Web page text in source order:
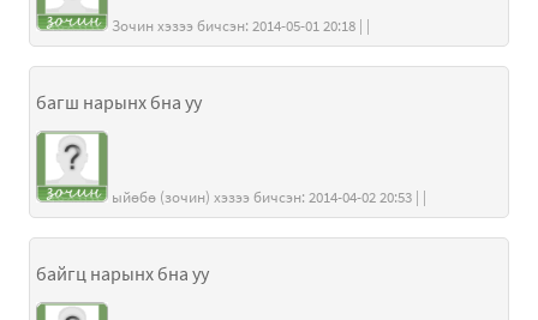
Зочин хэзээ бичсэн: 2014-05-01 20:18 | |
багш нарынх бна уу
ыйөбө (зочин) хэзээ бичсэн: 2014-04-02 20:53 | |
байгц нарынх бна уу